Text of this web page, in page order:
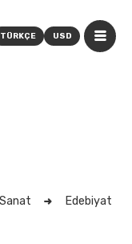
TÜRKÇE USD
Edebiyat